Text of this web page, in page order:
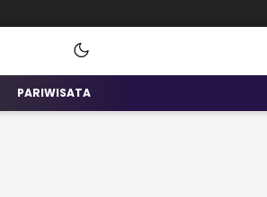
PARIWISATA